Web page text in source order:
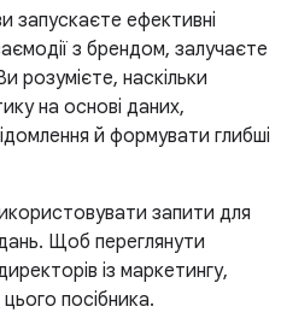
запускаєте ефективні
з брендом, залучаєте
розумієте, наскільки
на основі даних,
й формувати глибші
запити для
Щоб переглянути
із маркетингу,
цього посібника.